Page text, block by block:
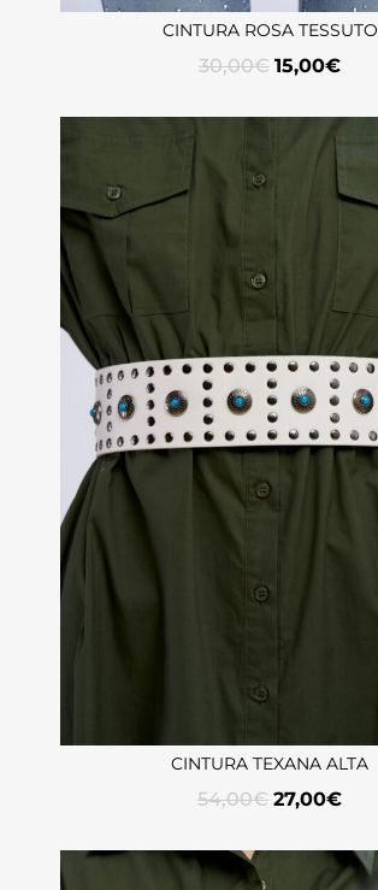
CINTURA ROSA TESSUTO
30,00€ 15,00€
CINTURA TEXANA ALTA
54,00€ 27,00€